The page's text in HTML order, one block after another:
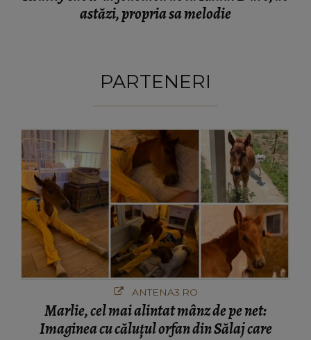
PARTENERI
ANTENA3.RO
Marlie, cel mai alintat mânz de pe net:
Imaginea cu căluțul orfan din Sălaj care
doarme în pijama ca un copil a înduioșat mii
de români